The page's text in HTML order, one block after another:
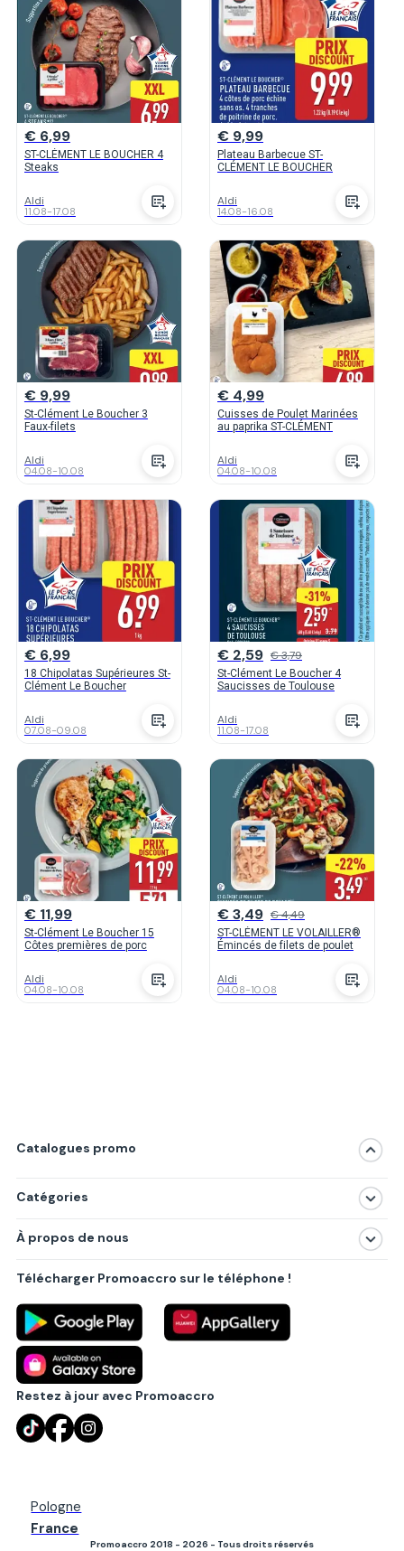
€ 6,99
ST-CLÉMENT LE BOUCHER 4
Steaks
Aldi
11.08-17.08
€ 9,99
Plateau Barbecue ST-
CLÉMENT LE BOUCHER
Aldi
14.08-16.08
€ 9,99
St-Clément Le Boucher 3
Faux-filets
Aldi
04.08-10.08
€ 4,99
Cuisses de Poulet Marinées
au paprika ST-CLÉMENT
Aldi
04.08-10.08
€ 6,99
18 Chipolatas Supérieures St-
Clément Le Boucher
Aldi
07.08-09.08
€ 2,59 € 3,79
St-Clément Le Boucher 4
Saucisses de Toulouse
Aldi
11.08-17.08
€ 11,99
St-Clément Le Boucher 15
Côtes premières de porc
Aldi
04.08-10.08
€ 3,49 € 4,49
ST-CLÉMENT LE VOLAILLER®
Émincés de filets de poulet
Aldi
04.08-10.08
Catalogues promo
Catégories
Produits
Villes principales
À propos de nous
Politique de confidentialité
Règlements
Partenariat B2B
Blog
Contact
Télécharger Promoaccro sur le téléphone !
Restez à jour avec Promoaccro
Pologne
France
Promoaccro 2018 - 2026 - Tous droits réservés